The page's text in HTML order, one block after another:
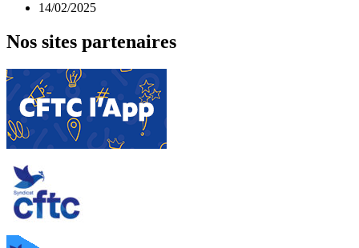
14/02/2025
Nos sites partenaires